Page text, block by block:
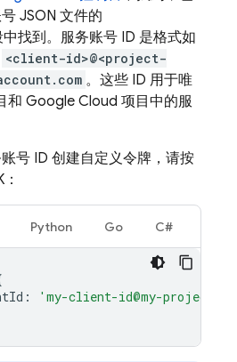
JSON 文件的
找到。服务账号 ID 是格式如
<client-id>@<project-
。这些 ID 用于唯
和 Google Cloud 项目中的服
号 ID 创建自定义令牌，请按
Python Go C#
:
'my-client-id@my-project-